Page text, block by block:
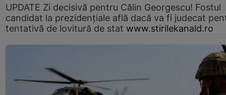
UPDATE Zi decisivă pentru Călin Georgescu! Fostul
candidat la prezidențiale află dacă va fi judecat
tentativă de lovitură de stat www.stirilekanald.ro